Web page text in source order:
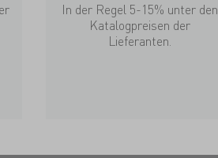
In der Regel 5-15% unter den
Katalogpreisen der
Lieferanten.